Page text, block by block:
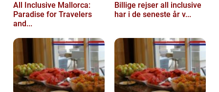
All Inclusive Mallorca:
Paradise for Travelers
and...
Billige rejser all inclusive
har i de seneste år v...